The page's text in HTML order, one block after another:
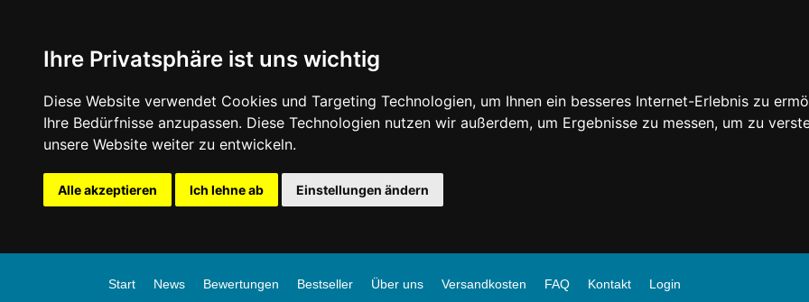
Ihre Privatsphäre ist uns wichtig
Diese Website verwendet Cookies und Targeting Technologien, um Ihnen ein besseres Internet-Erlebnis zu
Ihre Bedürfnisse anzupassen. Diese Technologien nutzen wir außerdem, um Ergebnisse zu messen, um zu
unsere Website weiter zu entwickeln.
Alle akzeptieren Ich lehne ab Einstellungen ändern
Start News Bewertungen Bestseller Über uns Versandkosten FAQ Kontakt Login